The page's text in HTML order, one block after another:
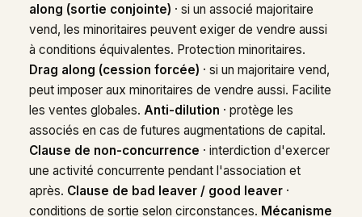
along (sortie conjointe) · si un associé majoritaire
vend, les minoritaires peuvent exiger de vendre aussi
à conditions équivalentes. Protection minoritaires.
Drag along (cession forcée) · si un majoritaire vend,
peut imposer aux minoritaires de vendre aussi. Facilite
les ventes globales. Anti-dilution · protège les
associés en cas de futures augmentations de capital.
Clause de non-concurrence · interdiction d'exercer
une activité concurrente pendant l'association et
après. Clause de bad leaver / good leaver ·
conditions de sortie selon circonstances. Mécanisme